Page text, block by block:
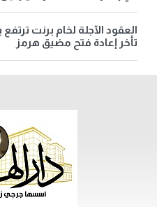
تأخر إعادة فتح مضيق هرمز